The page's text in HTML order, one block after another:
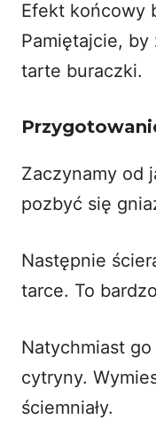
Efekt końcowy
Pamiętajcie,
tarte buraczki.
Zaczynamy od
pozbyć się
Następnie
tarce. To
Natychmiast
cytryny.
ściemniały.